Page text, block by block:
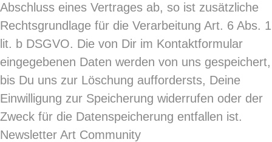
Abschluss eines Vertrages ab, so ist zusätzliche
Rechtsgrundlage für die Verarbeitung Art. 6 Abs. 1
lit. b DSGVO. Die von Dir im Kontaktformular
eingegebenen Daten werden von uns gespeichert,
bis Du uns zur Löschung auffordersts, Deine
Einwilligung zur Speicherung widerrufen oder der
Zweck für die Datenspeicherung entfallen ist.
Newsletter Art Community